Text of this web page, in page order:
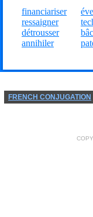
financiariser
ressaigner
détrousser
annihiler
FRENCH CONJUGATION